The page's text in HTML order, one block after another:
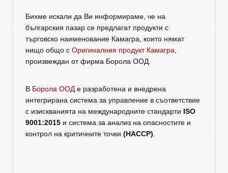
Бихме искали да Ви информираме, че на
българския пазар се предлагат продукти с
търговско наименование Камагра, които нямат
нищо общо с Оригиналния продукт Камагра,
произвеждан от фирма Борола ООД.
В Борола ООДе разработена и внедрена
интегрирана система за управление в съответствие
с изискванията на международните стандарти ISO
9001:2015 и система за анализ на опасностите и
контрол на критичните точки (HACCP).